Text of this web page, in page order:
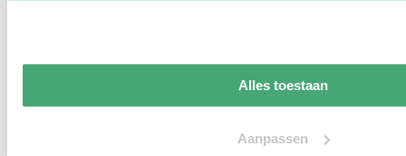
Alles toestaan
Aanpassen
golven; en dus surfers. Net als ikzelf. Surfers die het probleem uit de
eerste hand kennen. Net als ikzelf. Surfers die met hun verhalen en
met zijn ‘Ocean Cleanup’ de keizer van de plastic soup - nog op de
middelbare school zat bouwde ik mijn eerste surfboard van plastic